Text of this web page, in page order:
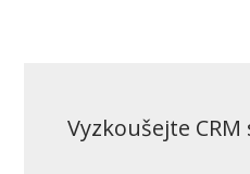
Vyzkoušejte